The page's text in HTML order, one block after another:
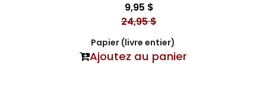
9,95 $
24,95 $
Papier (livre entier)
Ajoutez au panier